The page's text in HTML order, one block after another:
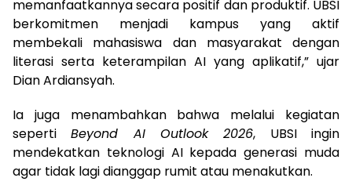
memanfaatkannya secara positif dan produktif. UBSI
berkomitmen menjadi kampus yang aktif
membekali mahasiswa dan masyarakat dengan
literasi serta keterampilan AI yang aplikatif,” ujar
Dian Ardiansyah.
Ia juga menambahkan bahwa melalui kegiatan
sepertiBeyond AI Outlook 2026, UBSI ingin
mendekatkan teknologi AI kepada generasi muda
agar tidak lagi dianggap rumit atau menakutkan.